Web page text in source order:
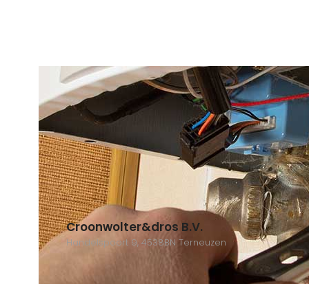
Croonwolter&dros B.V.
Handelspoort 9, 4538BN Terneuzen